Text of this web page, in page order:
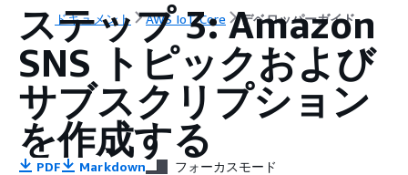
ドキュメント AWS IoT Core デベロッパーガイド
ステップ 3: Amazon
SNS トピックおよび
サブスクリプション
を作成する
PDF Markdown フォーカスモード